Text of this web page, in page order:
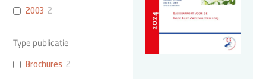
2003 2
Type publicatie
Brochures 2